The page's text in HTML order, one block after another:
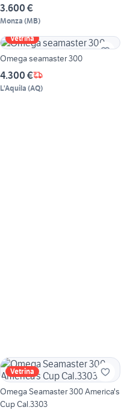
3.600 €
Monza (MB)
Vetrina
Omega seamaster 300
4.300 €
L'Aquila (AQ)
Vetrina
Omega Seamaster 300 America's
Cup Cal.3303